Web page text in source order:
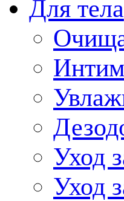
Для тела
Уход
Уход